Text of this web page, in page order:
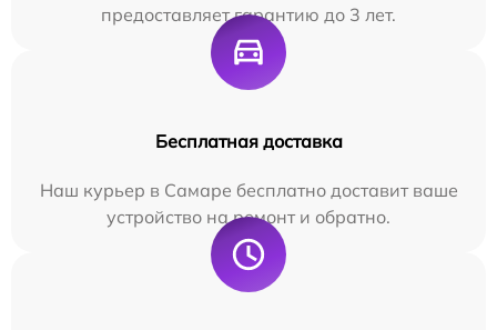
предоставляет гарантию до 3 лет.
Бесплатная доставка
Наш курьер в Самаре бесплатно доставит ваше
устройство на ремонт и обратно.